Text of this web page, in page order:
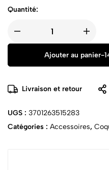
Quantité:
Ajouter au panier-
Livraison et retour
UGS : 3701263515283
Catégories : Accessoires,